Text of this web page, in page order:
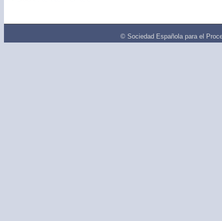
© Sociedad Española para el